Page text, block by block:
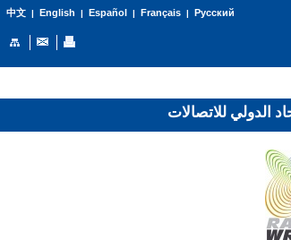
中文| English | Español | Français| Русский
الدولي للاتصالات